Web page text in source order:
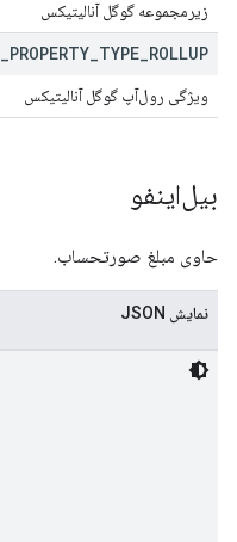
زیرمجموعه گوگل آنالیتیکس
PROPERTY TYPE ROLLUP
ویژگی رول‌آپ گوگل آنالیتیکس
بیل‌اینفو
حاوی مبلغ صورتحساب.
نمایش JSON